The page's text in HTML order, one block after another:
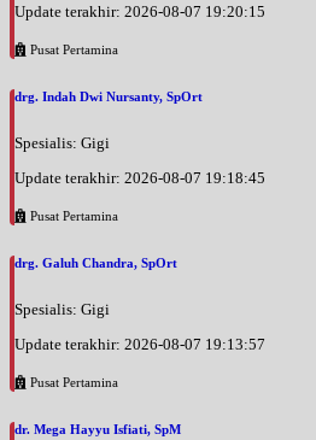
Update terakhir: 2026-08-07 19:20:15
Pusat Pertamina
drg. Indah Dwi Nursanty, SpOrt
Spesialis: Gigi
Update terakhir: 2026-08-07 19:18:45
Pusat Pertamina
drg. Galuh Chandra, SpOrt
Spesialis: Gigi
Update terakhir: 2026-08-07 19:13:57
Pusat Pertamina
dr. Mega Hayyu Isfiati, SpM